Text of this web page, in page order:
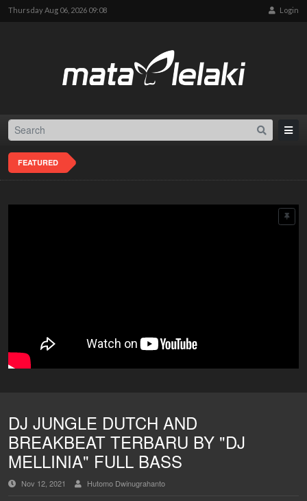
Thursday Aug 06, 2026 09:08 Login
FEATURED
DJ JUNGLE DUTCH AND
BREAKBEAT TERBARU BY "DJ
MELLINIA" FULL BASS
Nov 12, 2021 Hutomo Dwinugrahanto